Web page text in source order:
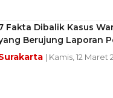
Fakta Dibalik Kasus
Berujung Laporan
| Kamis, 12 Maret